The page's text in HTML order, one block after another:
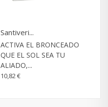
Santiveri...
ACTIVA EL BRONCEADO
QUE EL SOL SEA TU
ALIADO,...
10,82 €